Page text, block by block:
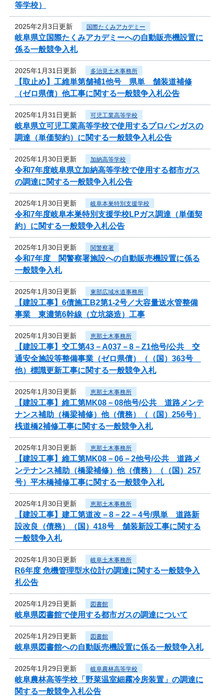
等学校）
2025年2月3日更新 国際たくみアカデミー
岐阜県立国際たくみアカデミーへの自動販売機設置に
係る一般競争入札
2025年1月31日更新 多治見土木事務所
【取止め】工維単第舗補1他号 県単 舗装道補修
（ゼロ県債）他工事に関する一般競争入札公告
2025年1月31日更新 可児工業高等学校
岐阜県立可児工業高等学校で使用するプロパンガスの
調達（単価契約）に関する一般競争入札公告
2025年1月30日更新 加納高等学校
令和7年度岐阜県立加納高等学校で使用する都市ガス
の調達に関する一般競争入札公告
2025年1月30日更新 岐阜本巣特別支援学校
令和7年度岐阜本巣特別支援学校LPガス調達（単価契
約）に関する一般競争入札公告
2025年1月30日更新 関警察署
令和7年度 関警察署施設への自動販売機設置に係る
一般競争入札
2025年1月30日更新 東部広域水道事務所
【建設工事】6債施工B2第1-2号／大容量送水管整備
事業 東濃第6幹線（立坑築造）工事
2025年1月30日更新 恵那土木事務所
【建設工事】交工第43－A037－8－Z1他号/公共 交
通安全施設等整備事業（ゼロ県債）（（国）363号
他）標識更新工事に関する一般競争入札
2025年1月30日更新 恵那土木事務所
【建設工事】維工第MK08－08他号/公共 道路メンテ
ナンス補助（橋梁補修）他（債務）（（国）256号）
桟道橋2補修工事に関する一般競争入札
2025年1月30日更新 恵那土木事務所
【建設工事】維工第MK08－06－2他号/公共 道路メ
ンテナンス補助（橋梁補修）他（債務）（（国）257
号）平木橋補修工事に関する一般競争入札
2025年1月30日更新 恵那土木事務所
【建設工事】建工第道改－8－22－4号/県単 道路新
設改良（債務）（国）418号 舗装新設工事に関する
一般競争入札
2025年1月30日更新 岐阜土木事務所
R6年度 危機管理型水位計の調達に関する一般競争入
札公告
2025年1月29日更新 図書館
岐阜県図書館で使用する都市ガスの調達について
2025年1月29日更新 図書館
岐阜県図書館への自動販売機設置に係る一般競争入札
2025年1月29日更新 岐阜農林高等学校
岐阜農林高等学校「野菜温室細霧冷房装置」の調達に
関する一般競争入札公告